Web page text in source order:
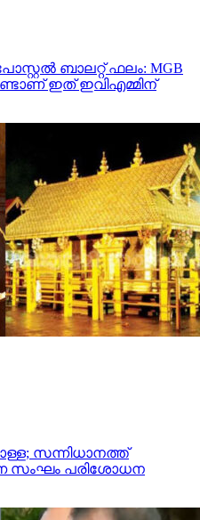
ബാലറ്റ് ഫലം: MGB
ഇത് ഇവിഎമ്മിന്
സന്നിധാനത്ത്
പരിശോധന